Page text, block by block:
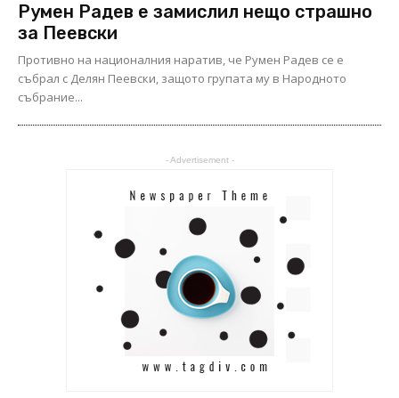
Румен Радев е замислил нещо страшно
за Пеевски
Противно на националния наратив, че Румен Радев се е
събрал с Делян Пеевски, защото групата му в Народното
събрание...
- Advertisement -